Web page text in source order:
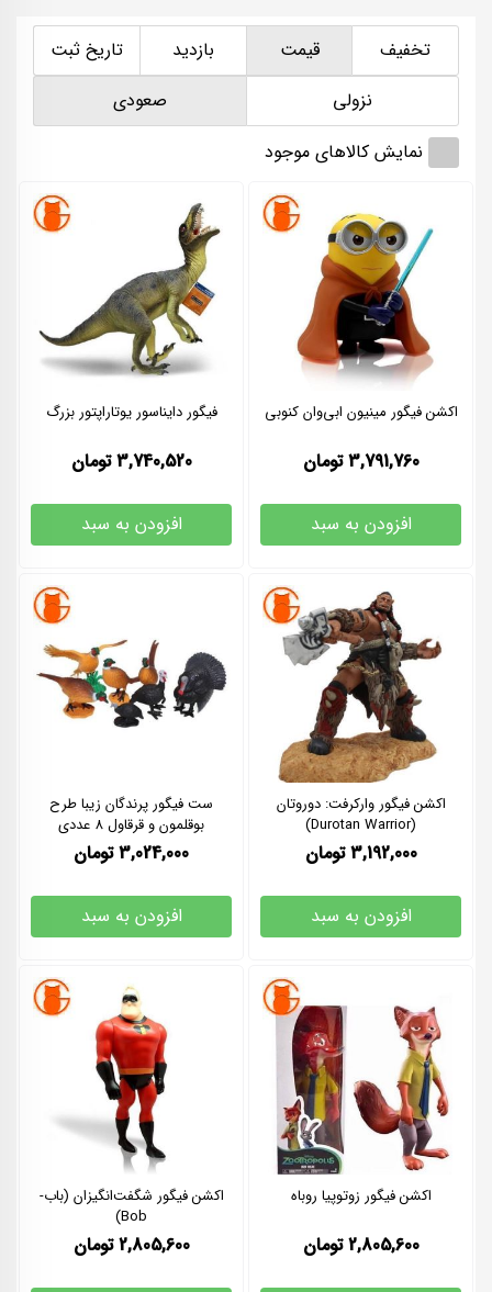
تخفیف قیمت بازدید
تاریخ ثبت
نزولی
صعودی
نمایش کالاهای موجود
اکشن فیگور مینیون ابی‌وان کنوبی
3,791,760 تومان
افزودن به سبد
فیگور دایناسور یوتاراپتور بزرگ
3,740,520 تومان
افزودن به سبد
اکشن فیگور وارکرفت: دوروتان
(Durotan Warrior)
3,192,000 تومان
افزودن به سبد
ست فیگور پرندگان زیبا طرح
بوقلمون و قرقاول 8 عددی
3,024,000 تومان
افزودن به سبد
اکشن فیگور زوتوپیا روباه
2,805,600 تومان
اکشن فیگور شگفت‌انگیزان (باب-
Bob)
2,805,600 تومان